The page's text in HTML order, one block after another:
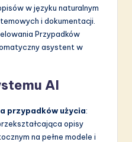
w języku naturalnym
i dokumentacji.
Przypadków
asystent w
AI
przypadków użycia:
opisy
na pełne modele i